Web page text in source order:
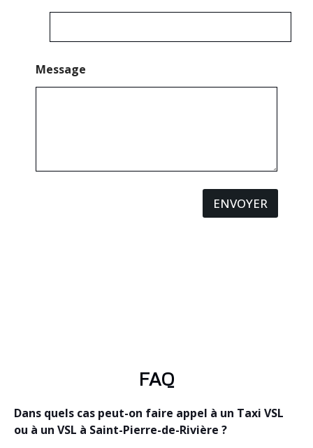
Message
ENVOYER
FAQ
Dans quels cas peut-on faire appel à un Taxi VSL
ou à un VSL à Saint-Pierre-de-Rivière ?